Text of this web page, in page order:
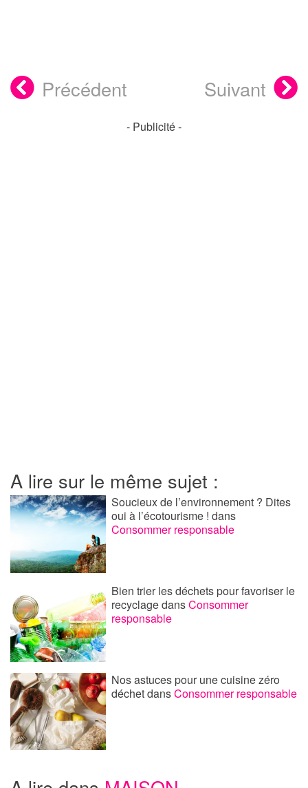
Précédent Suivant
- Publicité -
A lire sur le même sujet :
Soucieux de l’environnement ? Dites
oui à l’écotourisme !dans
Consommer responsable
Bien trier les déchets pour favoriser le
recyclagedansConsommer
responsable
Nos astuces pour une cuisine zéro
déchetdansConsommer responsable